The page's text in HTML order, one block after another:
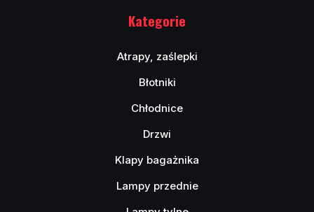
Kategorie
Atrapy, zaślepki
Błotniki
Chłodnice
Drzwi
Klapy bagażnika
Lampy przednie